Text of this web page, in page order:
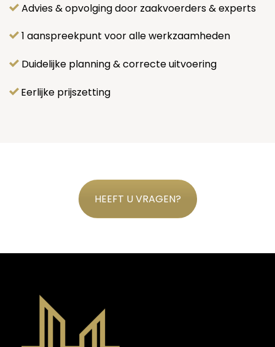
Advies & opvolging door zaakvoerders & experts
1 aanspreekpunt voor alle werkzaamheden
Duidelijke planning & correcte uitvoering
Eerlijke prijszetting
HEEFT U VRAGEN?